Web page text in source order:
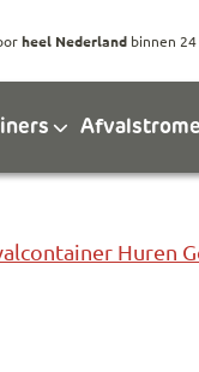
heel Nederland binnen
Huren